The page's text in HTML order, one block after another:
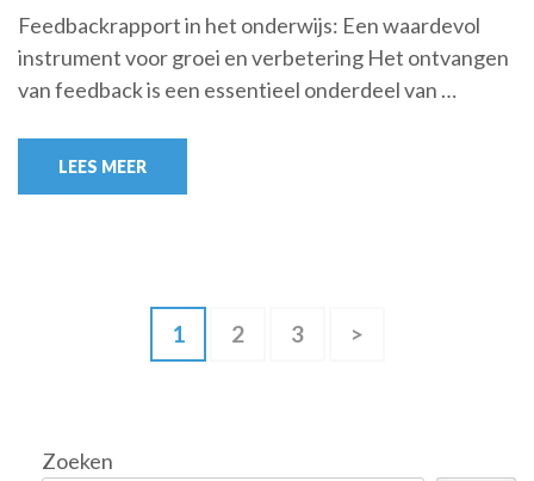
Feedbackrapport in het onderwijs: Een waardevol
instrument voor groei en verbetering Het ontvangen
van feedback is een essentieel onderdeel van …
LEES MEER
Berichtnavigatie
Pagina
1 Pagina
2 Pagina
3 >
Zoeken